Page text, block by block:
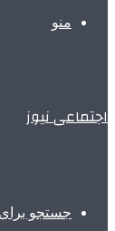
منو
اجتماعی نیوز
جستجو برای